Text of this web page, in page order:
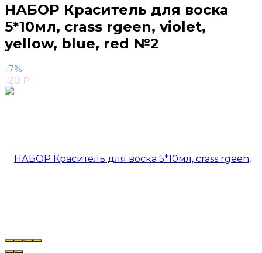
НАБОР Краситель для воска
5*10мл, crass rgeen, violet,
yellow, blue, red №2
-7%
-20 ₽